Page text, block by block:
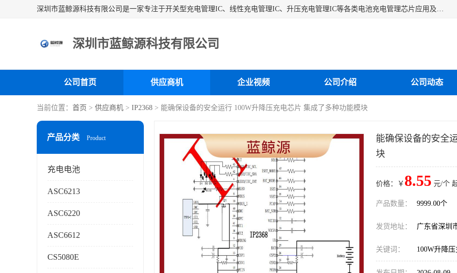
深圳市蓝鲸源科技有限公司是一家专注于开关型充电管理IC、线性充电管理IC、升压充电管理IC等各类电池充电管理芯片应用及芯片销售的企业，多年来公司为众多企业解决充电应用难题，设计缺陷，EMC超量等问题，是一家以充电技术指导为核心的充电芯片销售公司。
深圳市蓝鲸源科技有限公司
公司首页 供应商机 企业视频 公司介绍 公司动态
当前位置： 首页 > 供应商机 > IP2368 > 能确保设备的安全运行 100W升降压充电芯片 集成了多种功能模块
产品分类 Product
充电电池
ASC6213
ASC6220
ASC6612
CS5080E
能确保设备的安全
块
价格：￥ 8.55 元/个
产品数量： 9999.00个
发货地址： 广东省深圳
关键词： 100W升降